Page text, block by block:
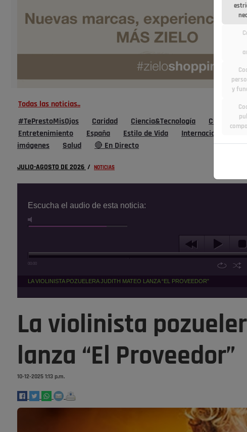
Todas las noticias..
#TePrestoMisOjos Caridad Ciencia&Tecnología Cultura
Entretenimiento
España Estilo de Vida Internacional
imágenes
Salud 🔴 En Directo
JULIO-AGOSTO DE 2026 / NOTICIAS
Escucha el audio de esta noticia:
00:00
LA VIOLINISTA POZUELERA JUDITH MATEO LANZA “EL PROVEEDOR”
La violinista
lanza “El Proveedor”
10-12-2025 1:13 p.m.
y